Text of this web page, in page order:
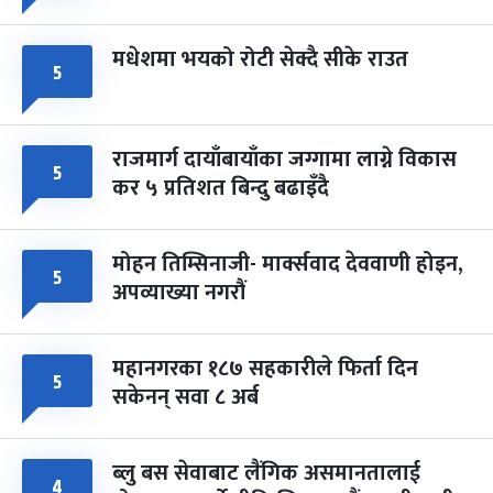
५ मधेशमा भयको रोटी सेक्दै सीके राउत
५ राजमार्ग दायाँबायाँका जग्गामा लाग्ने विकास
कर ५ प्रतिशत बिन्दु बढाइँदै
५ मोहन तिम्सिनाजी- मार्क्सवाद देववाणी होइन,
अपव्याख्या नगरौं
५ महानगरका १८७ सहकारीले फिर्ता दिन
सकेनन् सवा ८ अर्ब
ब्लु बस सेवाबाट लैंगिक असमानतालाई